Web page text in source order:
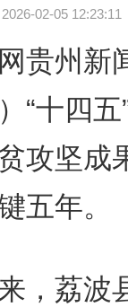
02-05 12:23:11
州新
“十四
攻坚成
五年。
荔波